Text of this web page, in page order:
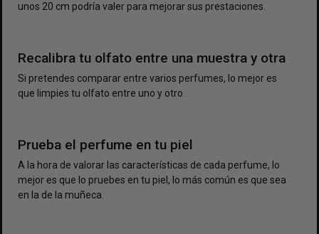
unos 20 cm podría valer para mejorar sus prestaciones.
Recalibra tu olfato entre una muestra y otra
Si pretendes comparar entre varios perfumes, lo mejor es
que limpies tu olfato entre uno y otro.
Prueba el perfume en tu piel
A la hora de valorar las características de cada perfume, lo
mejor es que lo pruebes en tu piel, lo más común es que sea
en la de la muñeca.